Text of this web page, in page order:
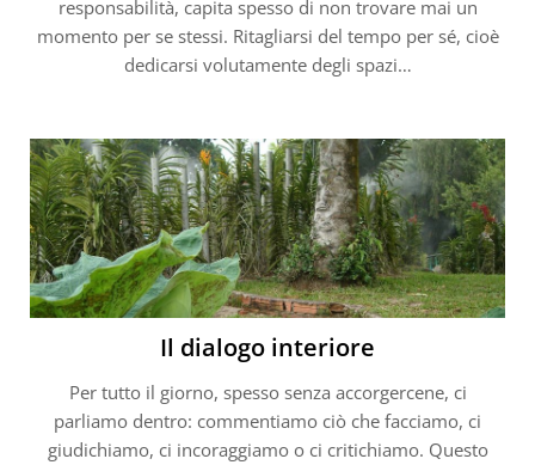
responsabilità, capita spesso di non trovare mai un
momento per se stessi. Ritagliarsi del tempo per sé, cioè
dedicarsi volutamente degli spazi…
Il dialogo interiore
Per tutto il giorno, spesso senza accorgercene, ci
parliamo dentro: commentiamo ciò che facciamo, ci
giudichiamo, ci incoraggiamo o ci critichiamo. Questo